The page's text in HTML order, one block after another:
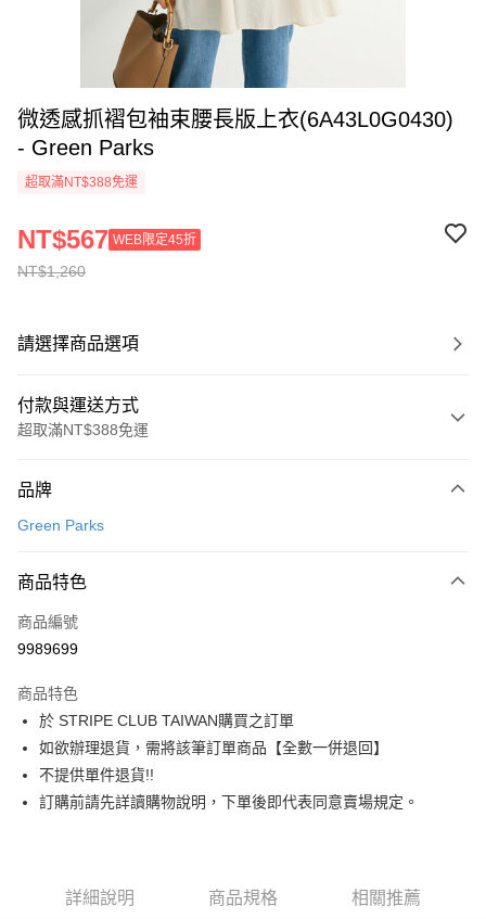
微透感抓褶包袖束腰長版上衣(6A43L0G0430)
- Green Parks
超取滿NT$388免運
NT$1,260
NT$567 WEB限定45折
請選擇商品選項
付款與運送方式
超取滿NT$388免運
信用卡一次付款
3 期 0 利率 每期
合作金庫商業銀行
上海商業儲蓄銀行
臺灣中小企業銀行
匯豐（台灣）商業銀行
華泰商業銀行
聯邦商業銀行
遠東國際商業銀行
元大商業銀行
玉山商業銀行
星展（台灣）商業銀行
超商取貨付款
LINE Pay
Apple Pay
街口支付
悠遊付
相關說明
【大哥付你分期使用說明】
品牌
Green Parks
商品特色
商品編號
9989699
商品特色
於 STRIPE CLUB TAIWAN購買之訂單
如欲辦理退貨，需將該筆訂單商品【全數一併退回】
不提供單件退貨!!
訂購前請先詳讀購物說明，下單後即代表同意賣場規定。
詳細說明 商品規格 相關推薦